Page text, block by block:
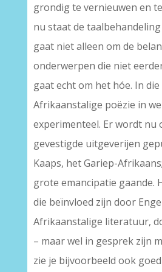
grondig te vernieuwen en
nu staat de
gaat niet alleen om de
onderwerpen die niet
gaat echt om het hóe. In die
Afrikaanstalige poëzie in
experimenteel. Er wordt nu
gevestigde uitgeverijen
Kaaps, het Gariep-
grote emancipatie gaande.
die beïnvloed zijn door
Afrikaanstalige literatuur,
– maar wel in gesprek zijn
zie je bijvoorbeeld ook